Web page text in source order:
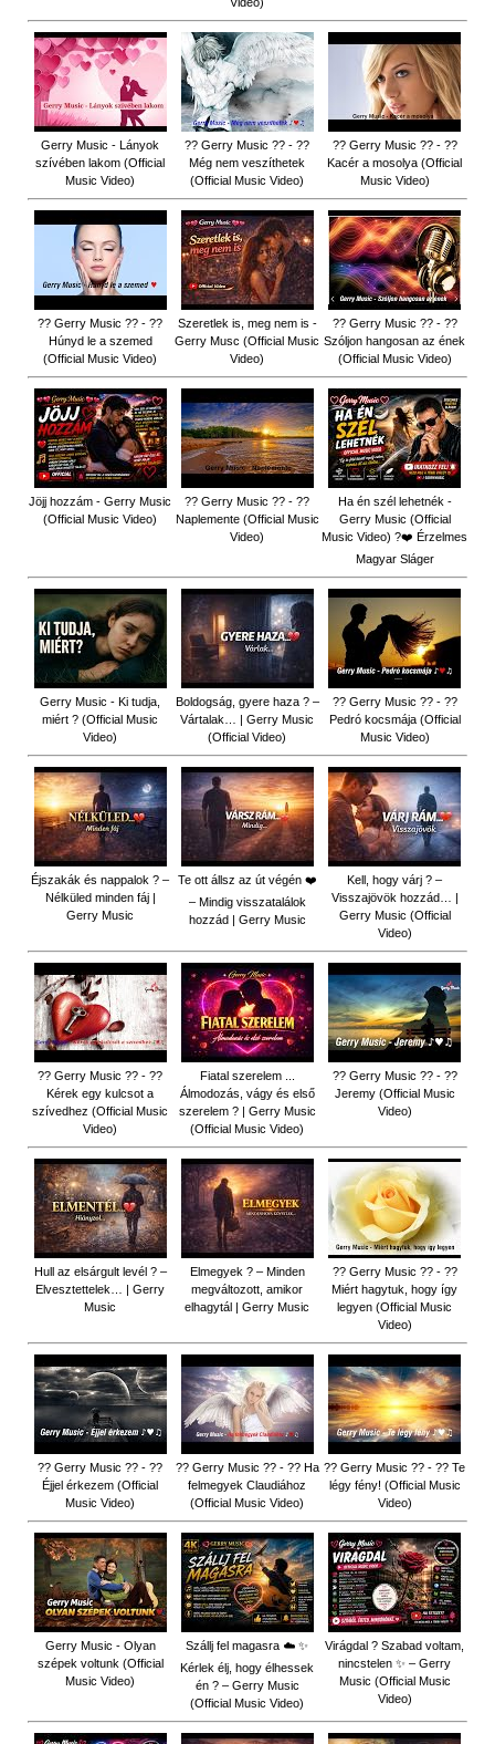
Gerry Music - Lányok
szívében lakom (Official
Music Video)
?? Gerry Music ?? - ??
Még nem veszíthetek
(Official Music Video)
?? Gerry Music ?? - ??
Kacér a mosolya (Official
Music Video)
?? Gerry Music ?? - ??
Húnyd le a szemed
(Official Music Video)
Szeretlek is, meg nem is -
Gerry Musc (Official Music
Video)
?? Gerry Music ?? - ??
Szóljon hangosan az ének
(Official Music Video)
Jöjj hozzám - Gerry Music
(Official Music Video)
?? Gerry Music ?? - ??
Naplemente (Official Music
Video)
Ha én szél lehetnék -
Gerry Music (Official
Music Video) ?️❤️ Érzelmes
Magyar Sláger
Gerry Music - Ki tudja,
miért ? (Official Music
Video)
Boldogság, gyere haza ? –
Vártalak… | Gerry Music
(Official Video)
?? Gerry Music ?? - ??
Pedró kocsmája (Official
Music Video)
Éjszakák és nappalok ? –
Nélküled minden fáj |
Gerry Music
Te ott állsz az út végén ❤️
– Mindig visszatalálok
hozzád | Gerry Music
Kell, hogy várj ? –
Visszajövök hozzád… |
Gerry Music (Official
Video)
?? Gerry Music ?? - ??
Kérek egy kulcsot a
szívedhez (Official Music
Video)
Fiatal szerelem ...
Álmodozás, vágy és első
szerelem ? | Gerry Music
(Official Music Video)
?? Gerry Music ?? - ??
Jeremy (Official Music
Video)
Hull az elsárgult levél ? –
Elvesztettelek… | Gerry
Music
Elmegyek ? – Minden
megváltozott, amikor
elhagytál | Gerry Music
?? Gerry Music ?? - ??
Miért hagytuk, hogy így
legyen (Official Music
Video)
?? Gerry Music ?? - ??
Éjjel érkezem (Official
Music Video)
?? Gerry Music ?? - ?? Ha
felmegyek Claudiához
(Official Music Video)
?? Gerry Music ?? - ?? Te
légy fény! (Official Music
Video)
Gerry Music - Olyan
szépek voltunk (Official
Music Video)
Szállj fel magasra ☁️ ✨
Kérlek élj, hogy élhessek
én ? – Gerry Music
(Official Music Video)
Virágdal ? Szabad voltam,
nincstelen ✨ – Gerry
Music (Official Music
Video)